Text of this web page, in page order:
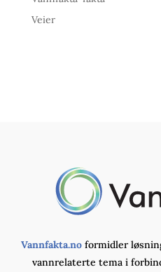
Veier
Vannfakta.noformidler
vannrelaterte tema i